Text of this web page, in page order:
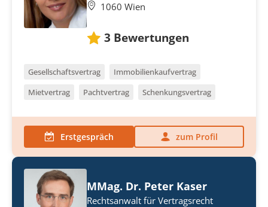
1060 Wien
3 Bewertungen
Gesellschaftsvertrag
Immobilienkaufvertrag
Mietvertrag
Pachtvertrag Schenkungsvertrag
Erstgespräch zum Profil
MMag. Dr. Peter Kaser
Rechtsanwalt für Vertragsrecht